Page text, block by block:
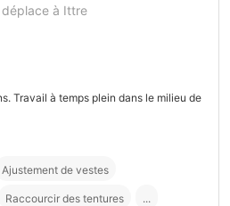
déplace à Ittre
Travail à temps plein dans le milieu de
Ajustement de vestes
Raccourcir des tentures ...